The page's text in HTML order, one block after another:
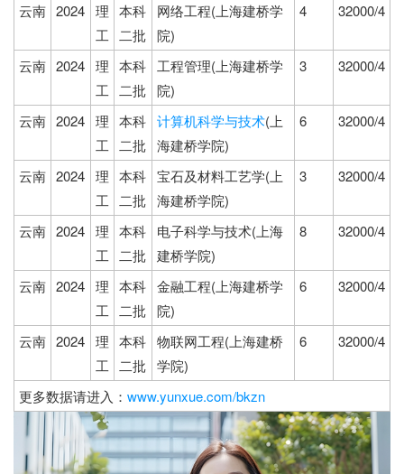
云南 2024 理
工
本科
二批
网络工程(上海建桥学
院)
4 32000/4
云南 2024 理
工
本科
二批
工程管理(上海建桥学
院)
3 32000/4
云南 2024 理
工
本科
二批
计算机科学与技术(上
海建桥学院)
6 32000/4
云南 2024 理
工
本科
二批
宝石及材料工艺学(上
海建桥学院)
3 32000/4
云南 2024 理
工
本科
二批
电子科学与技术(上海
建桥学院)
8 32000/4
云南 2024 理
工
本科
二批
金融工程(上海建桥学
院)
6 32000/4
云南 2024 理
工
本科
二批
物联网工程(上海建桥
学院)
6 32000/4
更多数据请进入： www.yunxue.com/bkzn